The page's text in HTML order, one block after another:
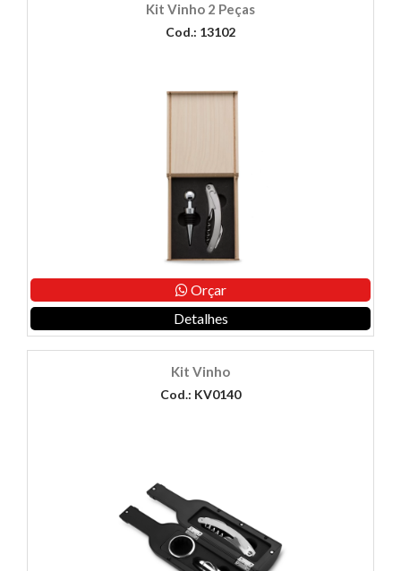
Kit Vinho 2 Peças
Cod.: 13102
Orçar
Detalhes
Kit Vinho
Cod.: KV0140